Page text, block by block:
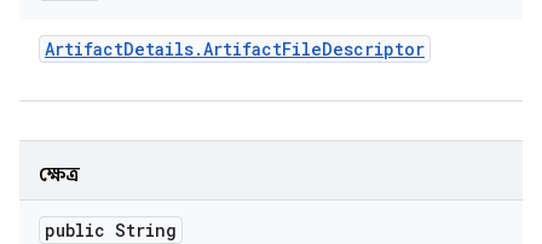
ArtifactDetails.ArtifactFileDescriptor
ক্ষেত্র
public String